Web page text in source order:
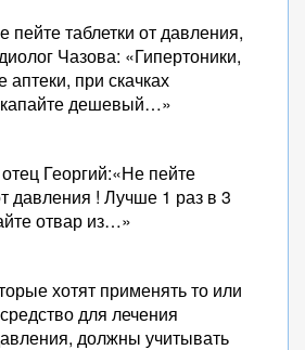
пейте таблетки от давления,
Чазова: «Гипертоники,
аптеки, при скачках
дешевый…»
Георгий:«Не пейте
давления ! Лучше 1 раз в 3
отвар из…»
хотят применять то или
для лечения
должны учитывать